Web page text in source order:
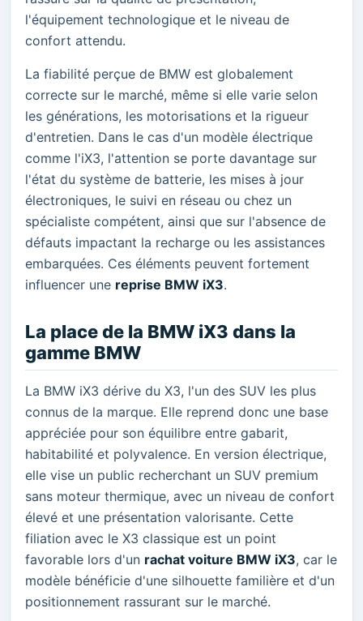
l'équipement technologique et le niveau de
confort attendu.
La fiabilité perçue de BMW est globalement
correcte sur le marché, même si elle varie selon
les générations, les motorisations et la rigueur
d'entretien. Dans le cas d'un modèle électrique
comme l'iX3, l'attention se porte davantage sur
l'état du système de batterie, les mises à jour
électroniques, le suivi en réseau ou chez un
spécialiste compétent, ainsi que sur l'absence de
défauts impactant la recharge ou les assistances
embarquées. Ces éléments peuvent fortement
influencer une reprise BMW iX3.
La place de la BMW iX3 dans la
gamme BMW
La BMW iX3 dérive du X3, l'un des SUV les plus
connus de la marque. Elle reprend donc une base
appréciée pour son équilibre entre gabarit,
habitabilité et polyvalence. En version électrique,
elle vise un public recherchant un SUV premium
sans moteur thermique, avec un niveau de confort
élevé et une présentation valorisante. Cette
filiation avec le X3 classique est un point
favorable lors d'un rachat voiture BMW iX3, car le
modèle bénéficie d'une silhouette familière et d'un
positionnement rassurant sur le marché.